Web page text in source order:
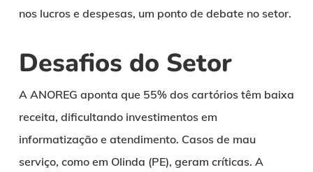
nos lucros e despesas, um ponto de debate no setor.
Desafios do Setor
A ANOREG aponta que 55% dos cartórios têm baixa
receita, dificultando investimentos em
informatização e atendimento. Casos de mau
serviço, como em Olinda (PE), geram críticas. A